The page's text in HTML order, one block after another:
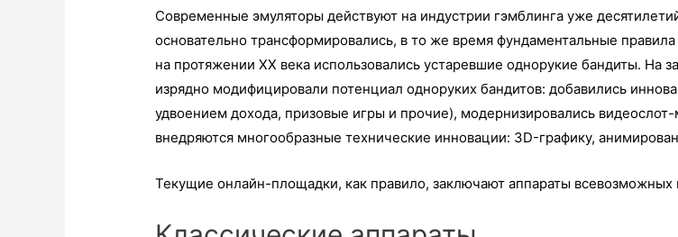
Современные эмуляторы действуют на индустрии гэмблинга уже
основательно трансформировались, в то же время фундаментальные
на протяжении ХХ века использовались устаревшие однорукие бандиты.
изрядно модифицировали потенциал одноруких бандитов: добавились
удвоением дохода, призовые игры и прочие), модернизировались
внедряются многообразные технические инновации: 3D-графику,
Текущие онлайн-площадки, как правило, заключают аппараты